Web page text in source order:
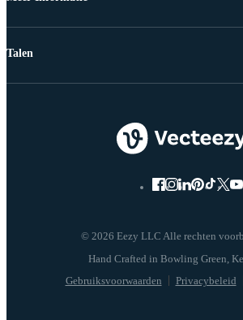
© 2026 Eezy LLC Alle rechten
Gebruiksvoorwaarden Privacybeleid
Talen